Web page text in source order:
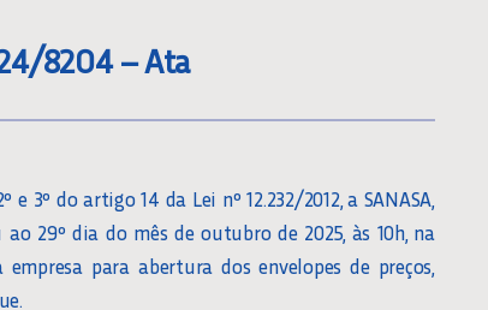
8204 – Ata
3º do artigo 14 da Lei nº 12.232/2012, a SANASA,
29º dia do mês de outubro de 2025, às 10h, na
para abertura dos envelopes de preços,